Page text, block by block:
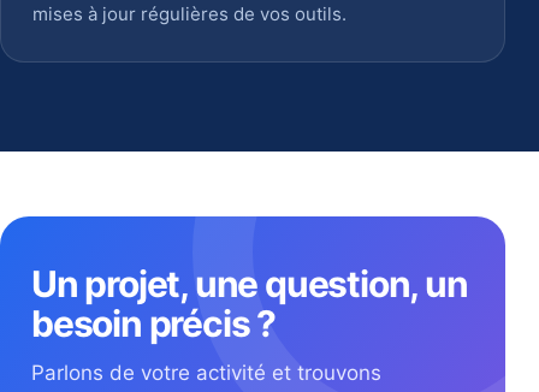
mises à jour régulières de vos outils.
Un projet, une question, un
besoin précis ?
Parlons de votre activité et trouvons